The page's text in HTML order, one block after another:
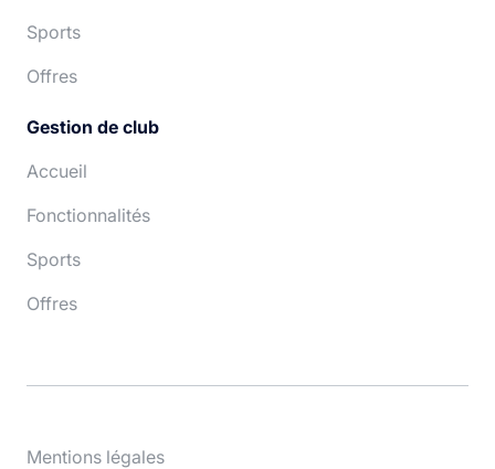
Sports
Offres
Gestion de club
Accueil
Fonctionnalités
Sports
Offres
Mentions légales